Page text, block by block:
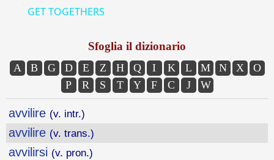
GET TOGETHERS
Sfoglia il dizionario
A B G D E Z H Q I K L M N X
O
P
R S T Y F C J W
avvilire (v. intr.)
avvilire (v. trans.)
avvilirsi (v. pron.)